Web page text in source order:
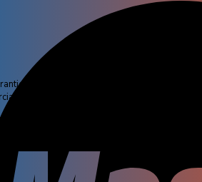
2 ani​.
in ambalajul original al producatorului.
cumpăra lentilele perfecte de vedere, la
nostru din Vulcan Value Centre